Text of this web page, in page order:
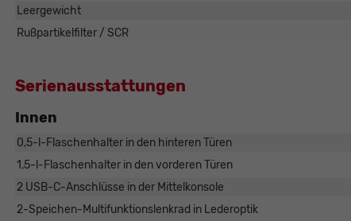
Leergewicht
Rußpartikelfilter / SCR
Serienausstattungen
Innen
0,5-l-Flaschenhalter in den hinteren Türen
1,5-l-Flaschenhalter in den vorderen Türen
2 USB-C-Anschlüsse in der Mittelkonsole
2-Speichen-Multifunktionslenkrad in Lederoptik
E-Mail